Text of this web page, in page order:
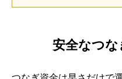
安全なつな